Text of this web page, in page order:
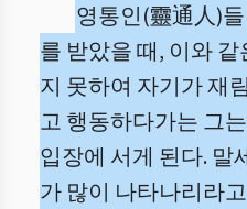
영통인(靈通人)들
를 받았을 때, 이와
지 못하여 자기가 재
고 행동하다가는 그
입장에 서게 된다. 말
가 많이 나타나리라